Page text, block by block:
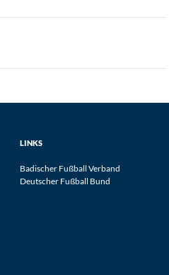
LINKS
Badischer Fußball Verband
Deutscher Fußball Bund